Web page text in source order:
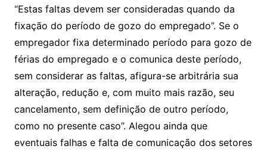
“Estas faltas devem ser consideradas quando da
fixação do período de gozo do empregado”. Se o
empregador fixa determinado período para gozo de
férias do empregado e o comunica deste período,
sem considerar as faltas, afigura-se arbitrária sua
alteração, redução e, com muito mais razão, seu
cancelamento, sem definição de outro período,
como no presente caso”. Alegou ainda que
eventuais falhas e falta de comunicação dos setores